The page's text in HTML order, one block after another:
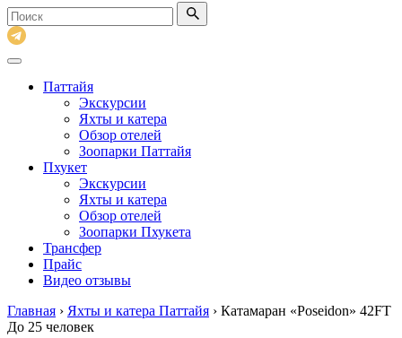
Поиск
по
сайту
Паттайя
Экскурсии
Яхты и катера
Обзор отелей
Зоопарки Паттайя
Пхукет
Экскурсии
Яхты и катера
Обзор отелей
Зоопарки Пхукета
Трансфер
Прайс
Видео отзывы
Главная › Яхты и катера Паттайя › Катамаран «Poseidon» 42FT
До 25 человек